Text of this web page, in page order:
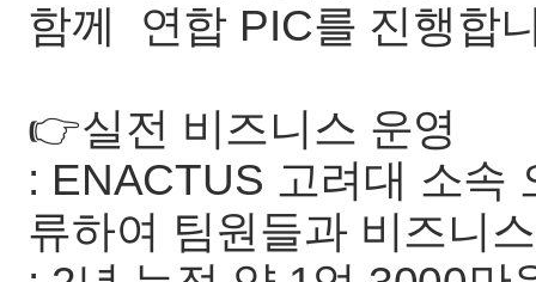
함께 연합 PIC를 진행합
👉실전 비즈니스 운영
: ENACTUS 고려대 소속
류하여 팀원들과 비즈니